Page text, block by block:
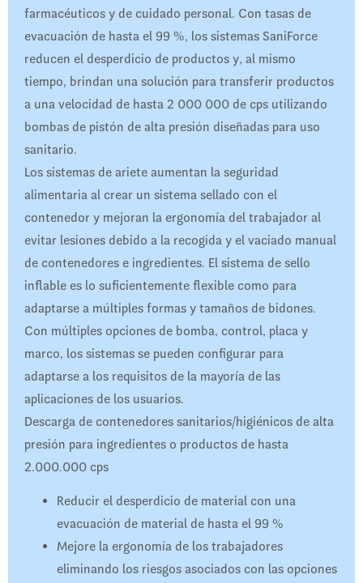
farmacéuticos y de cuidado personal. Con tasas de
evacuación de hasta el 99 %, los sistemas SaniForce
reducen el desperdicio de productos y, al mismo
tiempo, brindan una solución para transferir productos
a una velocidad de hasta 2 000 000 de cps utilizando
bombas de pistón de alta presión diseñadas para uso
sanitario.
Los sistemas de ariete aumentan la seguridad
alimentaria al crear un sistema sellado con el
contenedor y mejoran la ergonomía del trabajador al
evitar lesiones debido a la recogida y el vaciado manual
de contenedores e ingredientes. El sistema de sello
inflable es lo suficientemente flexible como para
adaptarse a múltiples formas y tamaños de bidones.
Con múltiples opciones de bomba, control, placa y
marco, los sistemas se pueden configurar para
adaptarse a los requisitos de la mayoría de las
aplicaciones de los usuarios.
Descarga de contenedores sanitarios/higiénicos de alta
presión para ingredientes o productos de hasta
2.000.000 cps
Reducir el desperdicio de material con una
evacuación de material de hasta el 99 %
Mejore la ergonomía de los trabajadores
eliminando los riesgos asociados con las opciones